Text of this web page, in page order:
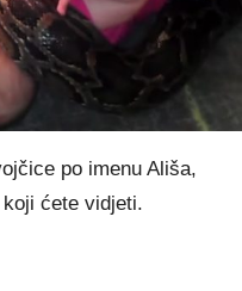
po imenu Ališa,
ćete vidjeti.